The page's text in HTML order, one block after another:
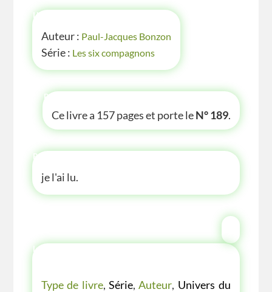
INFOS
Auteur : Paul-Jacques Bonzon
Série : Les six compagnons
P'TITE INFOS
Ce livre a 157 pages et porte leN° 189.
P'TITE ANECDOTE
je l'ai lu.
LES P'TITES LISTES DES BIBLIOTHÈQUE
Type de livre, Série, Auteur, Univers du